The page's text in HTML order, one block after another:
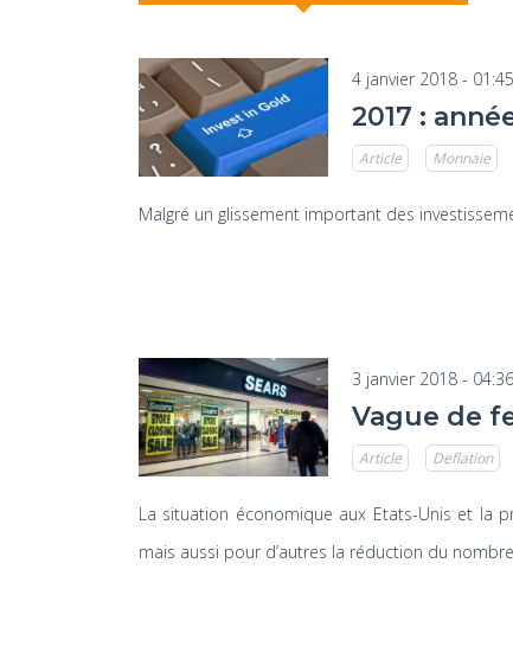
4 janvier 2018 -
2017 :
Article Monnaie
Malgré un glissement important des
3 janvier 2018 -
Vague de
Article Deflation
La situation économique aux Etats-Unis et la
mais aussi pour d’autres la réduction du